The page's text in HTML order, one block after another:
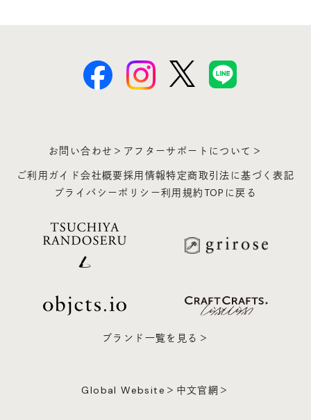
お問い合わせ＞ アフターサポートについて＞
ご利用ガイド会社概要採用情報特定商取引法に基づく表記
プライバシーポリシー利用規約 TOPに戻る
ブランド一覧を見る＞
Global Website＞ 中文官網＞